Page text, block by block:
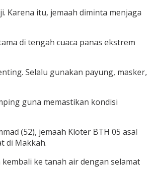
Karena itu, jemaah diminta menjaga
di tengah cuaca panas ekstrem
Selalu gunakan payung, masker,
guna memastikan kondisi
(52), jemaah Kloter BTH 05 asal
di Makkah.
ke tanah air dengan selamat